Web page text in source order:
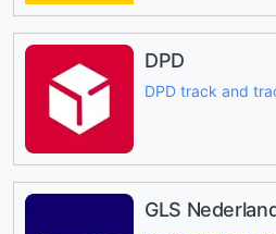
DPD
DPD track and
GLS